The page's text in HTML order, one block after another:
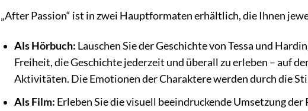
„After Passion“ ist in zwei Hauptformaten erhältlich, die Ihnen
Als Hörbuch: Lauschen Sie der Geschichte von Tessa und
Freiheit, die Geschichte jederzeit und überall zu erleben – auf
Aktivitäten. Die Emotionen der Charaktere werden durch die
Als Film: Erleben Sie die visuell beeindruckende Umsetzung